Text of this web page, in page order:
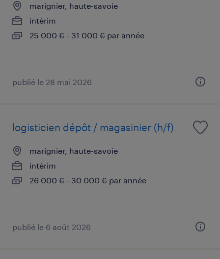
marignier, haute-savoie
intérim
25 000 € - 31 000 € par année
publié le 28 mai 2026
logisticien dépôt / magasinier (h/f)
marignier, haute-savoie
intérim
26 000 € - 30 000 € par année
publié le 6 août 2026